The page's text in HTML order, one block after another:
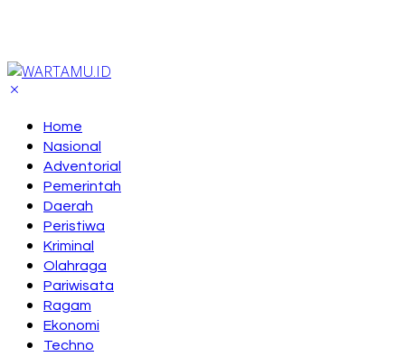
Home
Nasional
Adventorial
Pemerintah
Daerah
Peristiwa
Kriminal
Olahraga
Pariwisata
Ragam
Ekonomi
Techno